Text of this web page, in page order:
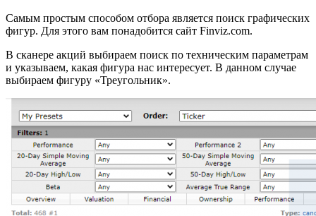
Самым простым способом отбора является поиск графических
фигур. Для этого вам понадобится сайт Finviz.com.
В сканере акций выбираем поиск по техническим параметрам
и указываем, какая фигура нас интересует. В данном случае
выбираем фигуру «Треугольник».